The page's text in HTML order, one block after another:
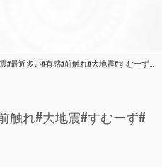
最近多い#有感#前触れ#大地震#すむーず#兵庫#西宮市#甲子園
触れ#大地震#すむーず#